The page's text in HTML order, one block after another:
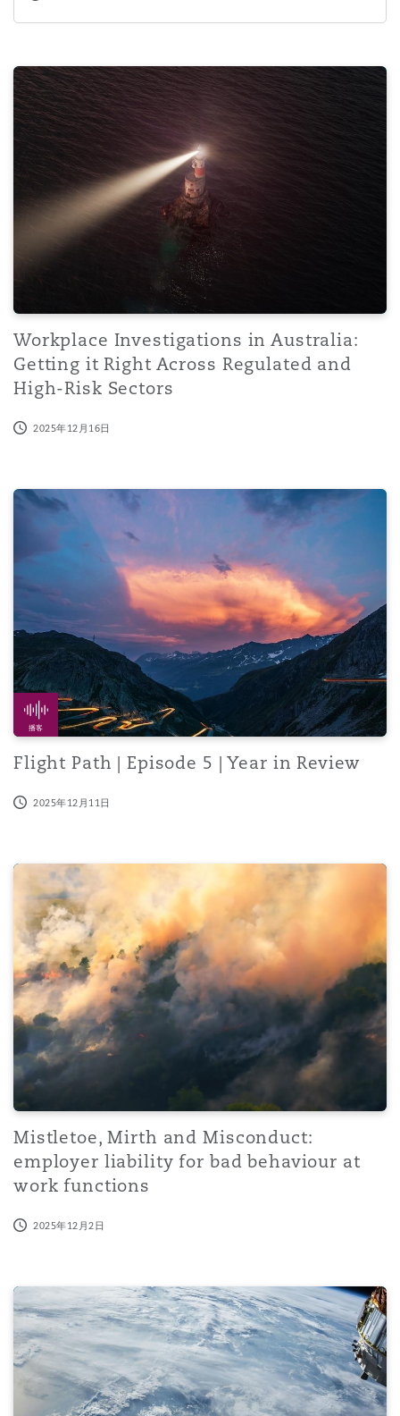
Workplace Investigations in Australia: Getting it Right
Workplace Investigations in Australia:
Getting it Right Across Regulated and
High-Risk Sectors
2025年12月16日
Flight Path | Episode 5 | Year in Review
播客
Flight Path | Episode 5 | Year in Review
2025年12月11日
Mistletoe, Mirth and Misconduct: employer liability for
Mistletoe, Mirth and Misconduct:
employer liability for bad behaviour at
work functions
2025年12月2日
El aseguramiento de satélites, nuevo reto técnico y